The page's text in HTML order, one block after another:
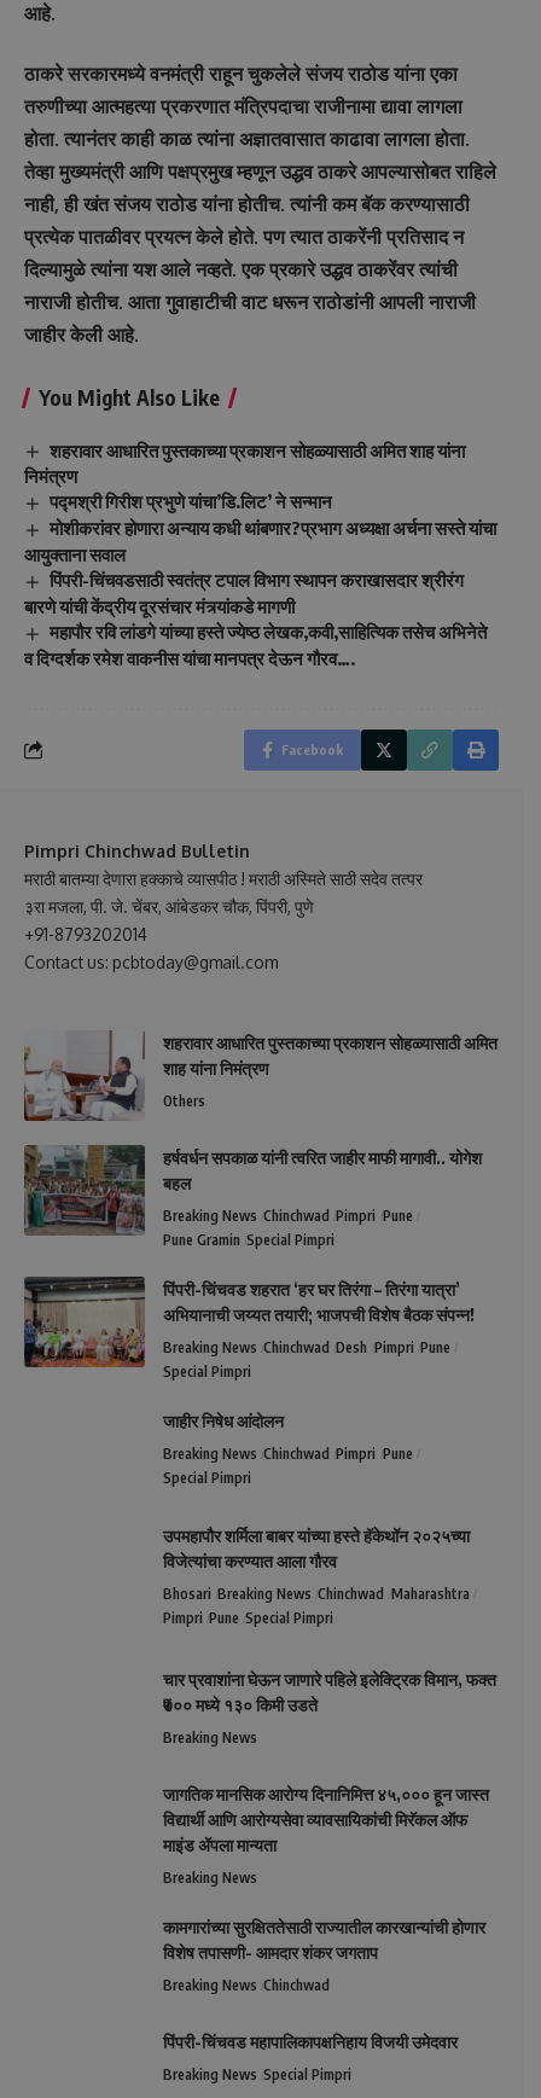
आहे.
ठाकरे सरकारमध्ये वनमंत्री राहून चुकलेले संजय राठोड यांना एका
तरुणीच्या आत्महत्या प्रकरणात मंत्रिपदाचा राजीनामा द्यावा लागला
होता. त्यानंतर काही काळ त्यांना अज्ञातवासात काढावा लागला होता.
तेव्हा मुख्यमंत्री आणि पक्षप्रमुख म्हणून उद्धव ठाकरे आपल्यासोबत राहिले
नाही, ही खंत संजय राठोड यांना होतीच. त्यांनी कम बॅक करण्यासाठी
प्रत्येक पातळीवर प्रयत्न केले होते. पण त्यात ठाकरेंनी प्रतिसाद न
दिल्यामुळे त्यांना यश आले नव्हते. एक प्रकारे उद्धव ठाकरेंवर त्यांची
नाराजी होतीच. आता गुवाहाटीची वाट धरून राठोडांनी आपली नाराजी
जाहीर केली आहे.
You Might Also Like
शहरावार आधारित पुस्तकाच्या प्रकाशन सोहळ्यासाठी अमित शाह यांना
निमंत्रण
पद्मश्री गिरीश प्रभुणे यांचा’डि.लिट’ ने सन्मान
मोशीकरांवर होणारा अन्याय कधी थांबणार?प्रभाग अध्यक्षा अर्चना सस्ते यांचा
आयुक्ताना सवाल
पिंपरी-चिंचवडसाठी स्वतंत्र टपाल विभाग स्थापन कराखासदार श्रीरंग
बारणे यांची केंद्रीय दूरसंचार मंत्र्यांकडे मागणी
महापौर रवि लांडगे यांच्या हस्ते ज्येष्ठ लेखक,कवी,साहित्यिक तसेच अभिनेते
व दिग्दर्शक रमेश वाकनीस यांचा मानपत्र देऊन गौरव….
Facebook
Pimpri Chinchwad Bulletin
मराठी बातम्या देणारा हक्काचे व्यासपीठ ! मराठी अस्मिते साठी सदेव तत्पर
३रा मजला, पी. जे. चेंबर, आंबेडकर चौक, पिंपरी, पुणे
+91-8793202014
Contact us: pcbtoday@gmail.com
शहरावार आधारित पुस्तकाच्या प्रकाशन सोहळ्यासाठी अमित
शाह यांना निमंत्रण
Others
हर्षवर्धन सपकाळ यांनी त्वरित जाहीर माफी मागावी.. योगेश
बहल
Breaking News Chinchwad Pimpri Pune
Pune Gramin Special Pimpri
पिंपरी-चिंचवड शहरात ‘हर घर तिरंगा – तिरंगा यात्रा’
अभियानाची जय्यत तयारी; भाजपची विशेष बैठक संपन्न!
Breaking News Chinchwad Desh Pimpri Pune
Special Pimpri
जाहीर निषेध आंदोलन
Breaking News Chinchwad Pimpri Pune
Special Pimpri
उपमहापौर शर्मिला बाबर यांच्या हस्ते हॅकेथॉन २०२५च्या
विजेत्यांचा करण्यात आला गौरव
Bhosari Breaking News Chinchwad Maharashtra
Pimpri Pune Special Pimpri
चार प्रवाशांना घेऊन जाणारे पहिले इलेक्ट्रिक विमान, फक्त
₹७०० मध्ये १३० किमी उडते
Breaking News
जागतिक मानसिक आरोग्य दिनानिमित्त ४५,००० हून जास्त
विद्यार्थी आणि आरोग्यसेवा व्यावसायिकांची मिरॅकल ऑफ
माइंड ॲपला मान्यता
Breaking News
कामगारांच्या सुरक्षिततेसाठी राज्यातील कारखान्यांची होणार
विशेष तपासणी- आमदार शंकर जगताप
Breaking News Chinchwad
पिंपरी-चिंचवड महापालिकापक्षनिहाय विजयी उमेदवार
Breaking News Special Pimpri